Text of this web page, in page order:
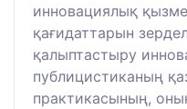
инновациялық
қағидаттарын
қалыптастыру
публицистиканың
практикасының,